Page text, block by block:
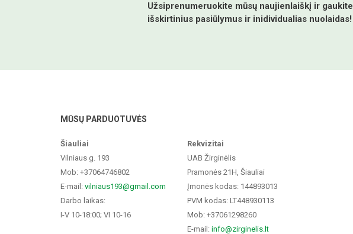
Užsiprenumeruokite mūsų naujienlaiškį ir gaukite
išskirtinius pasiūlymus ir inidividualias nuolaidas!
MŪSŲ PARDUOTUVĖS
Šiauliai
Vilniaus g. 193
Mob: +37064746802
E-mail: vilniaus193@gmail.com
Darbo laikas:
I-V 10-18:00; VI 10-16
Rekvizitai
UAB Žirginėlis
Pramonės 21H, Šiauliai
Įmonės kodas: 144893013
PVM kodas: LT448930113
Mob: +37061298260
E-mail: info@zirginelis.lt